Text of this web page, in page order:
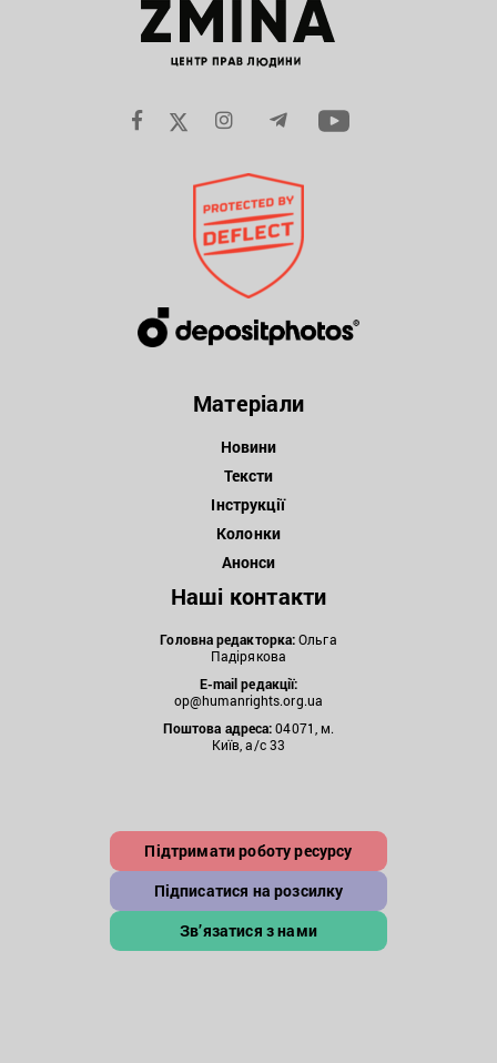
Матеріали
Новини
Тексти
Інструкції
Колонки
Анонси
Наші контакти
Головна редакторка:Ольга
Падірякова
E-mail редакції:
op@humanrights.org.ua
Поштова адреса:04071, м.
Київ, а/с 33
Підтримати роботу ресурсу
Підписатися на розсилку
Зв’язатися з нами